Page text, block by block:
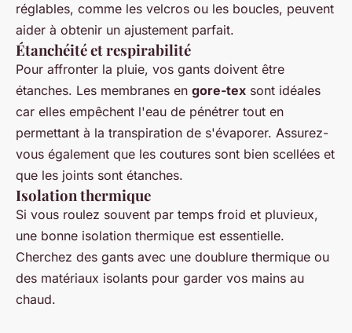
réglables, comme les velcros ou les boucles, peuvent
aider à obtenir un ajustement parfait.
Étanchéité et respirabilité
Pour affronter la pluie, vos gants doivent être
étanches. Les membranes en gore-tex sont idéales
car elles empêchent l'eau de pénétrer tout en
permettant à la transpiration de s'évaporer. Assurez-
vous également que les coutures sont bien scellées et
que les joints sont étanches.
Isolation thermique
Si vous roulez souvent par temps froid et pluvieux,
une bonne isolation thermique est essentielle.
Cherchez des gants avec une doublure thermique ou
des matériaux isolants pour garder vos mains au
chaud.